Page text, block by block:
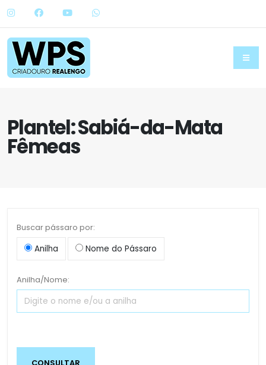
Plantel: Sabiá-da-Mata
Fêmeas
Buscar pássaro por:
Anilha
Nome do Pássaro
Anilha/Nome: